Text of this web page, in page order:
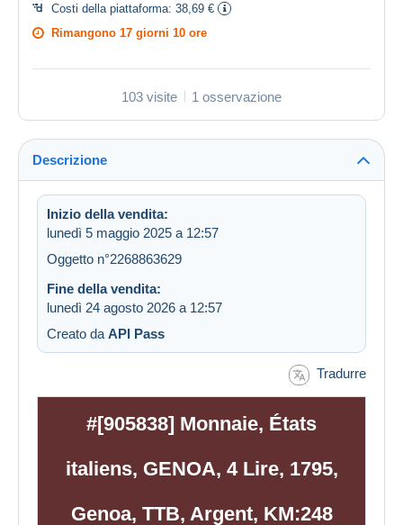
Costi della piattaforma: 38,69 €
Rimangono 17 giorni 10 ore
103 visite 1 osservazione
Descrizione
Inizio della vendita:
lunedì 5 maggio 2025 a 12:57
Oggetto n°2268863629
Fine della vendita:
lunedì 24 agosto 2026 a 12:57
Creato da API Pass
Tradurre
#[905838] Monnaie, États
italiens, GENOA, 4 Lire, 1795,
Genoa, TTB, Argent, KM:248